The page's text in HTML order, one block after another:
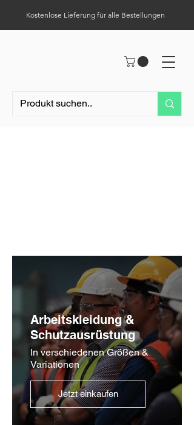
Kostenlose Lieferung für alle Bestellungen
Arbeitskleidung &
Schutzausrüstung
In verschiedenen Größen &
Variationen
Jetzt einkaufen